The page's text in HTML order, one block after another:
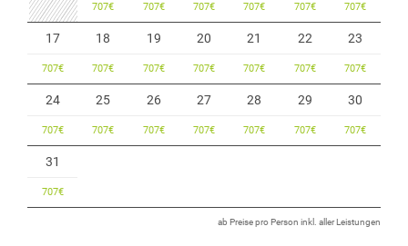
707€ 707€ 707€ 707€ 707€ 707€
17
707€
18
707€
19
707€
20
707€
21
707€
22
707€
23
707€
24
707€
25
707€
26
707€
27
707€
28
707€
29
707€
30
707€
31
707€
ab Preise pro Person inkl. aller Leistungen